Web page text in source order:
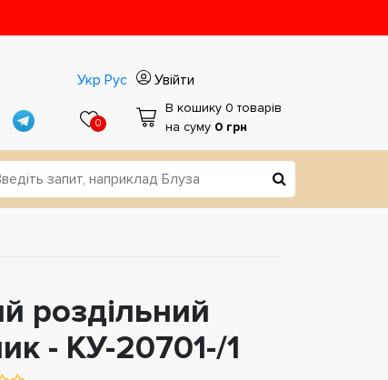
Укр Рус
0
Увійти
В кошику 0 товарів
на суму 0 грн
роздільний
- КУ-20701-/1